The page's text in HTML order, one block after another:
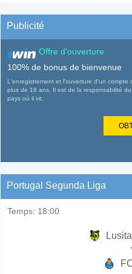
Publicité
Offre d'ouverture
100% de bonus de bienvenue
L'enregistrement et l'ouverture d'un
plus de 18 ans. Il est de la responsabilité
pays où il vit.
Portugal Segunda Liga
Temps: 18:00